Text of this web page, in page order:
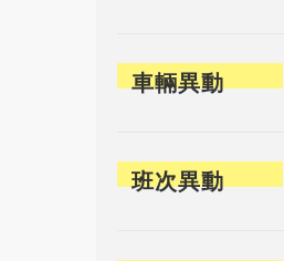
車輛異動
班次異動